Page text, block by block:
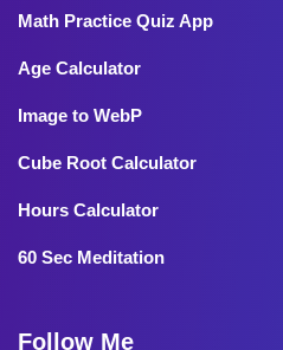
Math Practice Quiz App
Age Calculator
Image to WebP
Cube Root Calculator
Hours Calculator
60 Sec Meditation
Follow Me